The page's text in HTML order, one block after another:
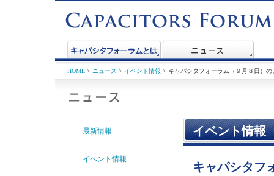
HOME > ニュース > イベント情報 > キャパシタフォーラム（９月８日）の
イベント情報
キャパシタフ
最新情報
イベント情報